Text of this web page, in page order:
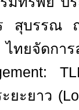
สุบรรณ
ทยจัดกา
ยะยาว (